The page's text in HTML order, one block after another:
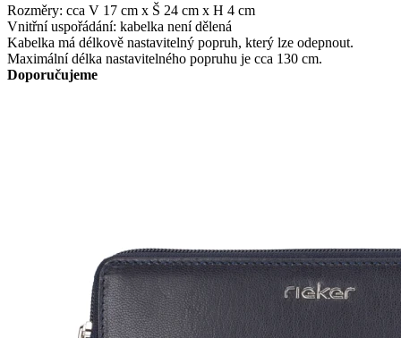
Rozměry: cca V 17 cm x Š 24 cm x H 4 cm
Vnitřní uspořádání: kabelka není dělená
Kabelka má délkově nastavitelný popruh, který lze odepnout.
Maximální délka nastavitelného popruhu je cca 130 cm.
Doporučujeme